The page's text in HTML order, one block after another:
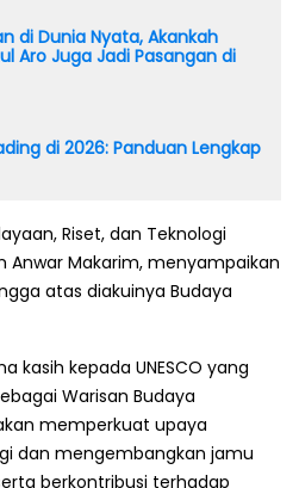
di Dunia Nyata, Akankah
Aro Juga Jadi Pasangan di
di 2026: Panduan Lengkap
Riset, dan Teknologi
Anwar Makarim, menyampaikan
atas diakuinya Budaya
kasih kepada UNESCO yang
Warisan Budaya
memperkuat upaya
dan mengembangkan jamu
berkontribusi terhadap